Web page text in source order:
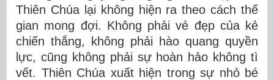
Thiên Chúa lại không hiện ra theo cách thế
gian mong đợi. Không phải vẻ đẹp của kẻ
chiến thắng, không phải hào quang quyền
lực, cũng không phải sự hoàn hảo không tì
vết. Thiên Chúa xuất hiện trong sự nhỏ bé